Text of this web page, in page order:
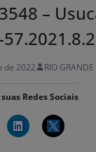
–
de 2022 RIO
Redes Sociais